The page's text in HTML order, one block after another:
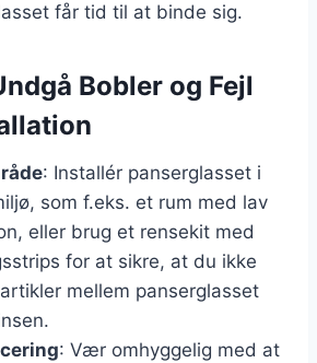
får tid til at binde sig.
Bobler og Fejl
: Installér panserglasset i
som f.eks. et rum med lav
eller brug et rensekit med
for at sikre, at du ikke
mellem panserglasset
: Vær omhyggelig med at